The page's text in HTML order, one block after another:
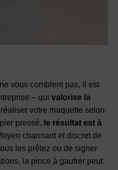
vous comblent pas, il est
– qui valorise la
votre maquette selon
pressé, le résultat est à
charmant et discret de
les prêtez ou de signer
la pince à gaufrer peut